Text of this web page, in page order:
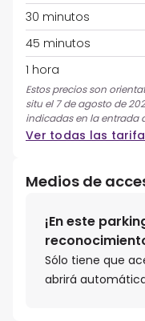
30 minutos
45 minutos
1 hora
Estos precios son
situ el 7 de agosto de
indicadas en la entrada
Ver todas las
Medios de
¡En este
Sólo tiene que
abrirá